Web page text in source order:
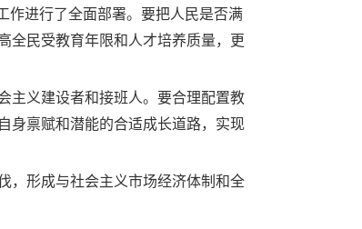
作进行了全面部署。要把人民是否满
全民受教育年限和人才培养质量，更
主义建设者和接班人。要合理配置教
身禀赋和潜能的合适成长道路，实现
，形成与社会主义市场经济体制和全